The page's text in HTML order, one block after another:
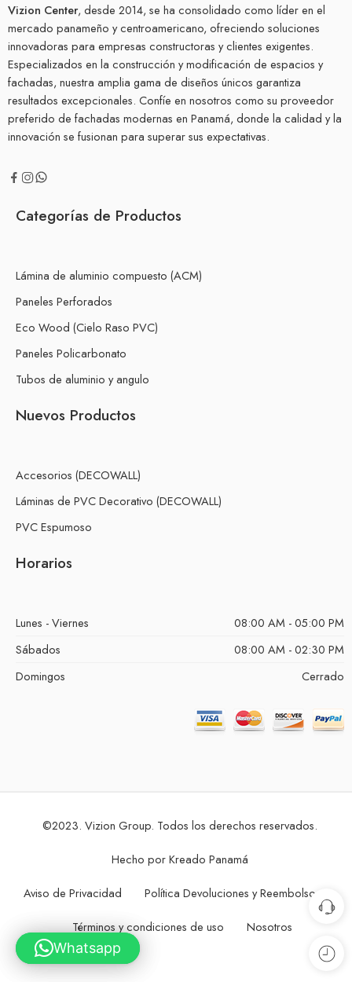
Vizion Center, desde 2014, se ha consolidado como líder en el
mercado panameño y centroamericano, ofreciendo soluciones
innovadoras para empresas constructoras y clientes exigentes.
Especializados en la construcción y modificación de espacios y
fachadas, nuestra amplia gama de diseños únicos garantiza
resultados excepcionales. Confíe en nosotros como su proveedor
preferido de fachadas modernas en Panamá, donde la calidad y la
innovación se fusionan para superar sus expectativas.
Categorías de Productos
Lámina de aluminio compuesto (ACM)
Paneles Perforados
Eco Wood (Cielo Raso PVC)
Paneles Policarbonato
Tubos de aluminio y angulo
Nuevos Productos
Accesorios (DECOWALL)
Láminas de PVC Decorativo (DECOWALL)
PVC Espumoso
Horarios
Lunes - Viernes
08:00 AM - 05:00 PM
Sábados
08:00 AM - 02:30 PM
Domingos
Cerrado
©2023. Vizion Group. Todos los derechos reservados.
Hecho porKreado Panamá
Aviso de Privacidad Política Devoluciones y Reembolsos
Términos y condiciones de uso
Nosotros
Whatsapp
Whatsapp